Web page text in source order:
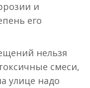
и
его
нельзя
смеси,
улице надо